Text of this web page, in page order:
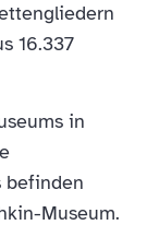
16.337
in
befinden
Museum.